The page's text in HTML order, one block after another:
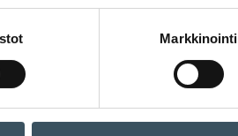
Markkinointi